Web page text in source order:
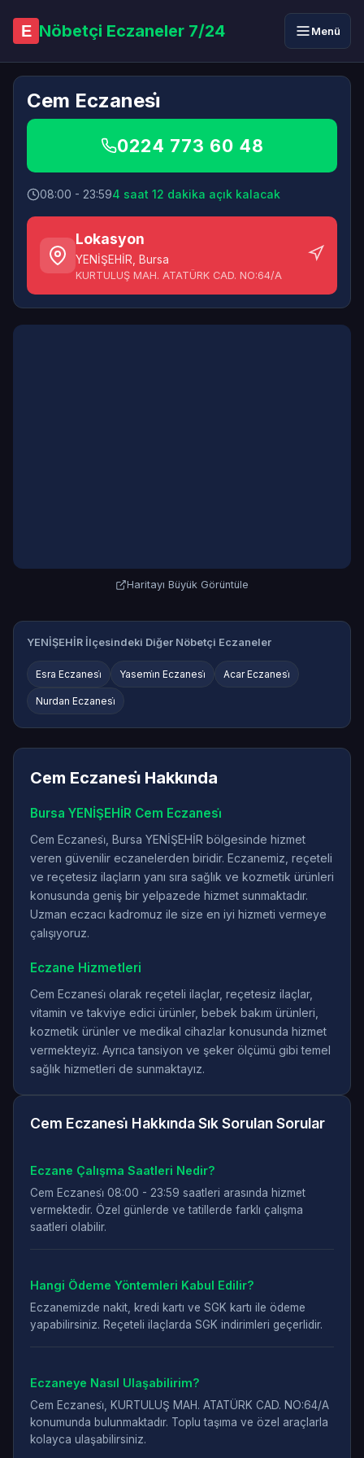
E Nöbetçi Eczaneler 7/24 Menü
Cem Eczanesi̇
0224 773 60 48
08:00 - 23:594 saat 12 dakika açık kalacak
Lokasyon
YENİŞEHİR Bursa
KURTULUŞ MAH. ATATÜRK CAD. NO:64/A
Haritayı Büyük Görüntüle
YENİŞEHİR İlçesindeki Diğer Nöbetçi Eczaneler
Esra Eczanesi̇ Yasemi̇n Eczanesi̇ Acar Eczanesi̇
Nurdan Eczanesi̇
Cem Eczanesi̇ Hakkında
Bursa YENİŞEHİR Cem Eczanesi̇
Cem Eczanesi̇, Bursa YENİŞEHİR bölgesinde hizmet
veren güvenilir eczanelerden biridir. Eczanemiz, reçeteli
ve reçetesiz ilaçların yanı sıra sağlık ve kozmetik ürünleri
konusunda geniş bir yelpazede hizmet sunmaktadır.
Uzman eczacı kadromuz ile size en iyi hizmeti vermeye
çalışıyoruz.
Eczane Hizmetleri
Cem Eczanesi̇ olarak reçeteli ilaçlar, reçetesiz ilaçlar,
vitamin ve takviye edici ürünler, bebek bakım ürünleri,
kozmetik ürünler ve medikal cihazlar konusunda hizmet
vermekteyiz. Ayrıca tansiyon ve şeker ölçümü gibi temel
sağlık hizmetleri de sunmaktayız.
Cem Eczanesi̇ Hakkında Sık Sorulan Sorular
Eczane Çalışma Saatleri Nedir?
Cem Eczanesi̇ 08:00 - 23:59 saatleri arasında hizmet
vermektedir. Özel günlerde ve tatillerde farklı çalışma
saatleri olabilir.
Hangi Ödeme Yöntemleri Kabul Edilir?
Eczanemizde nakit, kredi kartı ve SGK kartı ile ödeme
yapabilirsiniz. Reçeteli ilaçlarda SGK indirimleri geçerlidir.
Eczaneye Nasıl Ulaşabilirim?
Cem Eczanesi̇, KURTULUŞ MAH. ATATÜRK CAD. NO:64/A
konumunda bulunmaktadır. Toplu taşıma ve özel araçlarla
kolayca ulaşabilirsiniz.